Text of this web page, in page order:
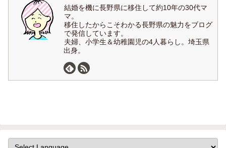
結婚を機に長野県に移住して約10年の30代マ
マ。
移住したからこそわかる長野県の魅力をブログ
で発信しています。
夫婦、小学生＆幼稚園児の4人暮らし。埼玉県
出身。